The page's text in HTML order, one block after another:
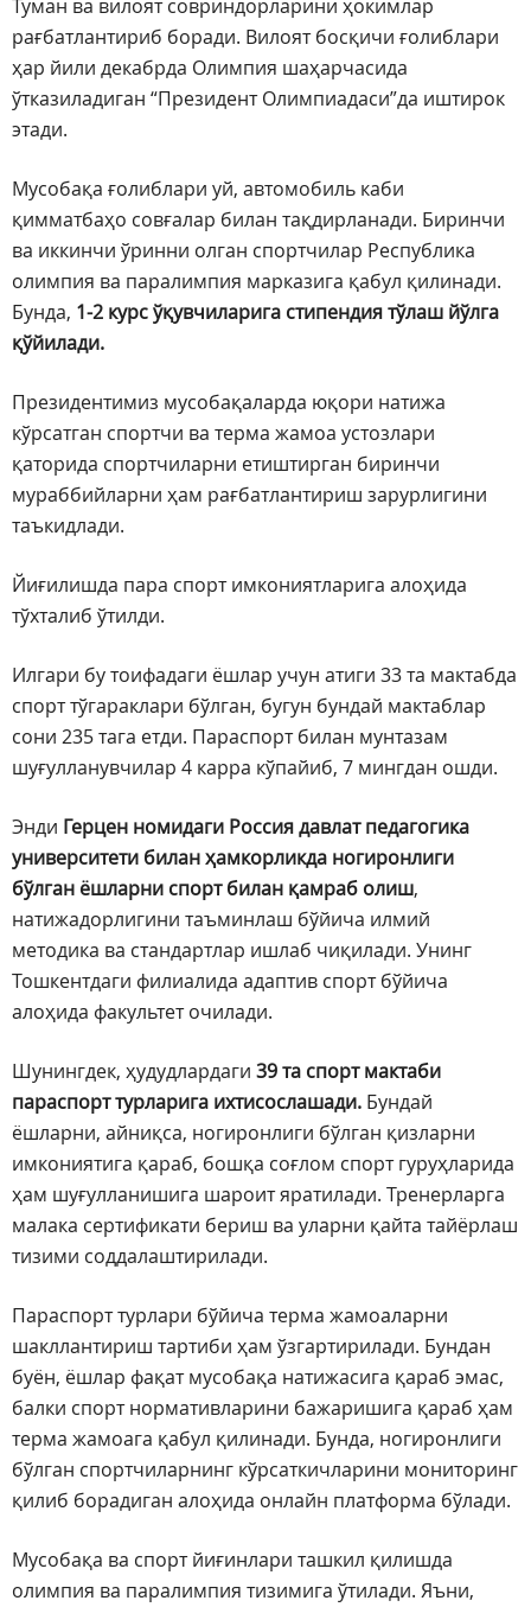
Туман ва вилоят совриндорларини ҳокимлар
рағбатлантириб боради. Вилоят босқичи ғолиблари
ҳар йили декабрда Олимпия шаҳарчасида
ўтказиладиган “Президент Олимпиадаси”да иштирок
этади.
Мусобақа ғолиблари уй, автомобиль каби
қимматбаҳо совғалар билан тақдирланади. Биринчи
ва иккинчи ўринни олган спортчилар Республика
олимпия ва паралимпия марказига қабул қилинади.
Бунда, 1-2 курс ўқувчиларига стипендия тўлаш йўлга
қўйилади.
Президентимиз мусобақаларда юқори натижа
кўрсатган спортчи ва терма жамоа устозлари
қаторида спортчиларни етиштирган биринчи
мураббийларни ҳам рағбатлантириш зарурлигини
таъкидлади.
Йиғилишда пара спорт имкониятларига алоҳида
тўхталиб ўтилди.
Илгари бу тоифадаги ёшлар учун атиги 33 та мактабда
спорт тўгараклари бўлган, бугун бундай мактаблар
сони 235 тага етди. Параспорт билан мунтазам
шуғулланувчилар 4 карра кўпайиб, 7 мингдан ошди.
Энди Герцен номидаги Россия давлат педагогика
университети билан ҳамкорликда ногиронлиги
бўлган ёшларни спорт билан қамраб олиш,
натижадорлигини таъминлаш бўйича илмий
методика ва стандартлар ишлаб чиқилади. Унинг
Тошкентдаги филиалида адаптив спорт бўйича
алоҳида факультет очилади.
Шунингдек, ҳудудлардаги 39 та спорт мактаби
параспорт турларига ихтисослашади. Бундай
ёшларни, айниқса, ногиронлиги бўлган қизларни
имкониятига қараб, бошқа соғлом спорт гуруҳларида
ҳам шуғулланишига шароит яратилади. Тренерларга
малака сертификати бериш ва уларни қайта тайёрлаш
тизими соддалаштирилади.
Параспорт турлари бўйича терма жамоаларни
шакллантириш тартиби ҳам ўзгартирилади. Бундан
буён, ёшлар фақат мусобақа натижасига қараб эмас,
балки спорт нормативларини бажаришига қараб ҳам
терма жамоага қабул қилинади. Бунда, ногиронлиги
бўлган спортчиларнинг кўрсаткичларини мониторинг
қилиб борадиган алоҳида онлайн платформа бўлади.
Мусобақа ва спорт йиғинлари ташкил қилишда
олимпия ва паралимпия тизимига ўтилади. Яъни,